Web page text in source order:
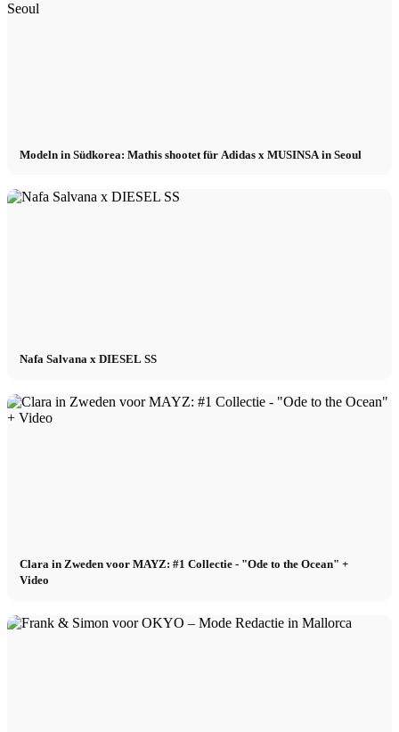
Modeln in Südkorea: Mathis shootet für Adidas x MUSINSA in Seoul
Nafa Salvana x DIESEL SS
Clara in Zweden voor MAYZ: #1 Collectie - "Ode to the Ocean" +
Video